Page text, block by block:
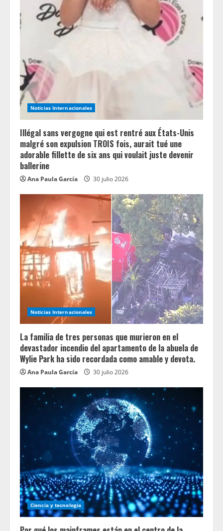
Noticias Internacionales
Illégal sans vergogne qui est rentré aux États-Unis
malgré son expulsion TROIS fois, aurait tué une
adorable fillette de six ans qui voulait juste devenir
ballerine
Ana Paula García 30 julio 2026
Noticias Internacionales
La familia de tres personas que murieron en el
devastador incendio del apartamento de la abuela de
Wylie Park ha sido recordada como amable y devota.
Ana Paula García 30 julio 2026
Ciencia y tecnologia